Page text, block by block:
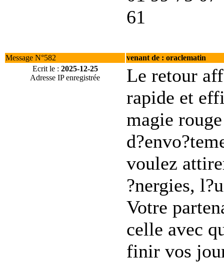
61
Message N°582
venant de : oraclematin
Ecrit le : 2025-12-25
Adresse IP enregistrée
Le retour
rapide et
magie
voulez
?nergies,
Votre
celle avec
finir vos